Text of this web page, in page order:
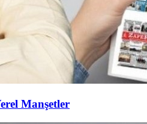
Manşetler